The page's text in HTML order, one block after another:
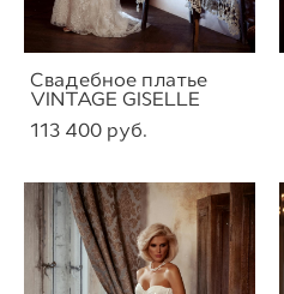
Свадебное платье
VINTAGE GISELLE
113 400 pуб.